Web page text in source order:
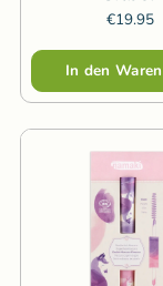
€19.95
Menge
In den